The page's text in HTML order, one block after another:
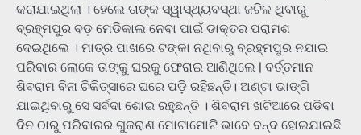
କରାଯାଇଥିଲା । ହେଲେ ତାଙ୍କ ସ୍ୱାସ୍ଥ୍ୟବସ୍ଥା ଜଟିଳ ଥିବାରୁ
ବ୍ରହ୍ମପୁର ବଡ଼ ମେଡିକାଲ ନେବା ପାଇଁ ଡାକ୍ତର ପରାମଶ
ଦେଇଥିଲେ । ମାତ୍ର ପାଖରେ ଟଙ୍କା ନଥିବାରୁ ବ୍ରହ୍ମପୁର ନଯାଇ
ପରିବାର ଲୋକେ ତାଙ୍କୁ ଘରକୁ ଫେରାଇ ଆଣିଥିଲେ | ବର୍ତ୍ତମାନ
ଶିବରାମ ବିନା ଚିକିତ୍ସାରେ ଘରେ ପଡ଼ି ରହିଛନ୍ତି। ଅଣ୍ଟା ଭାଙ୍ଗି
ଯାଇଥିବାରୁ ସେ ସର୍ବଦା ଶୋଇ ରହୁଛନ୍ତି । ଶିବରାମ ଖଟିଆରେ ପଡିବା
ଦିନ ଠାରୁ ପରିବାରର ଗୁଜରାଣ ମୋଟାମୋଟି ଭାବେ ବନ୍ଦ ହୋଇଯାଇଛି